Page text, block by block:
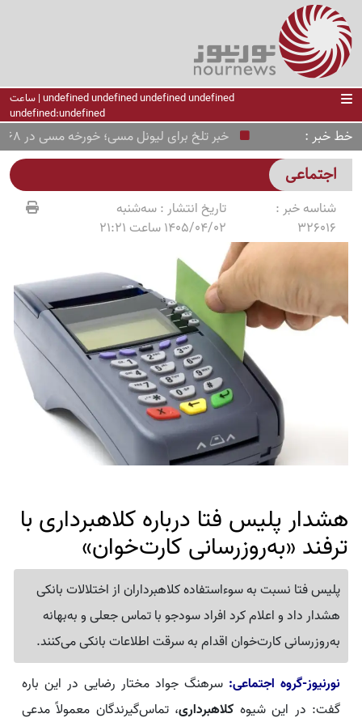
undefined undefined undefined undefined | ساعت
undefined:undefined
خط خبر خبر تلخ برای لیونل مسی؛ خورخه مسی در 68 سالگی درگذشت
اجتماعی
شناسه خبر :
326016
تاریخ انتشار :سه‌شنبه
1405/04/02 ساعت 21:21
هشدار پلیس فتا درباره کلاهبرداری با
ترفند «به‌روزرسانی کارت‌خوان»
پلیس فتا نسبت به سوءاستفاده کلاهبرداران از اختلالات بانکی
هشدار داد و اعلام کرد افراد سودجو با تماس جعلی و به‌بهانه
به‌روزرسانی کارت‌خوان اقدام به سرقت اطلاعات بانکی می‌کنند.
نورنیوز-گروه اجتماعی: سرهنگ جواد مختار رضایی در این باره
گفت: در این شیوه کلاهبرداری، تماس‌گیرندگان معمولاً مدعی